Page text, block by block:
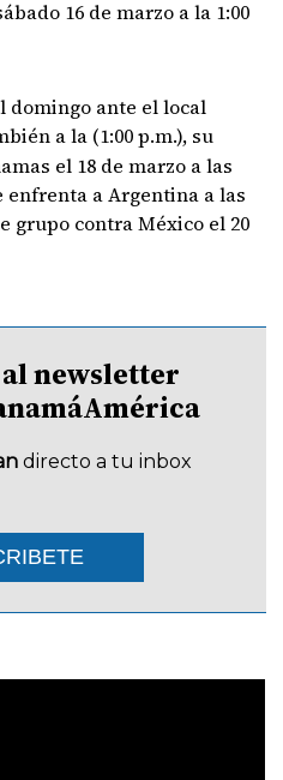
16 de marzo a la 1:00
domingo ante el local
a la (1:00 p.m.), su
el 18 de marzo a las
enfrenta a Argentina a las
grupo contra México el 20
newsletter
directo a tu inbox